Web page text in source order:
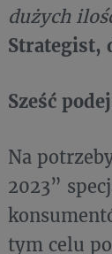
dużych
Strategist,
Sześć
Na
2023”
tym celu